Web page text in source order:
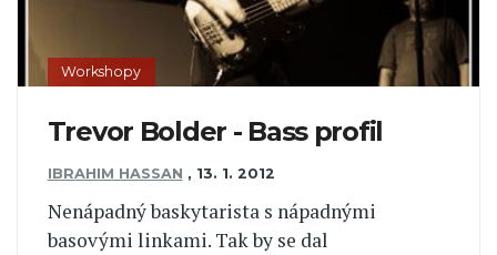
Workshopy
Trevor Bolder - Bass profil
IBRAHIM HASSAN , 13. 1. 2012
Nenápadný baskytarista s nápadnými
basovými linkami. Tak by se dal